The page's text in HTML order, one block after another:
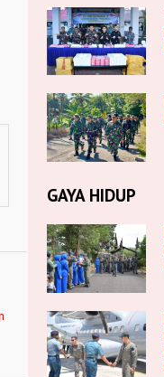
GAYA HIDUP